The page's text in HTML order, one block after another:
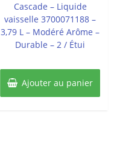
Cascade – Liquide
vaisselle 3700071188 –
3,79 L – Modéré Arôme –
Durable – 2 / Étui
Ajouter au panier